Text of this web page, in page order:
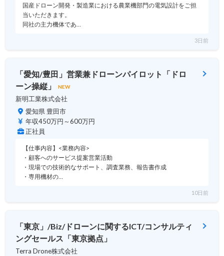
国産ドローン開発・製造業における農業機部門の電気設計をご担
当いただきます。
同社の主力機体であ…
3日前
「愛知/豊田」営業兼ドローンパイロット「ドロ
ーン操縦」
NEW
新明工業株式会社
愛知県 豊田市
年収450万円～600万円
正社員
【仕事内容】<業務内容>
・顧客へのサービス提案営業活動
・現場での技術的なサポート、調査業務、報告書作成
・専用機材の…
10日前
「東京」/Biz/ドローンに関するICT/コンサルティ
ングセールス「東京拠点」
Terra Drone株式会社